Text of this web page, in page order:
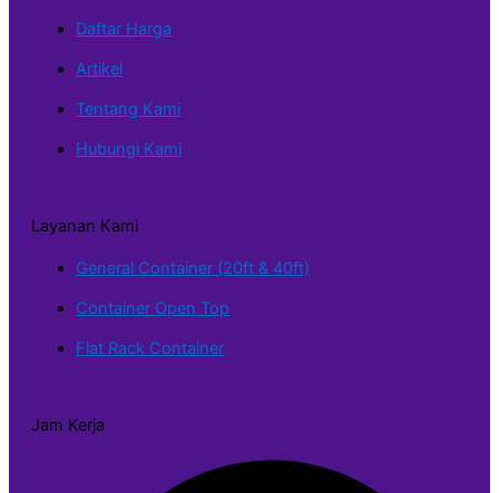
Daftar Harga
Artikel
Tentang Kami
Hubungi Kami
Layanan Kami
General Container (20ft & 40ft)
Container Open Top
Flat Rack Container
Jam Kerja